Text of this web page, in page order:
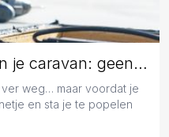
Jaarlijks onderhoud aan je caravan: geen overbodige luxe
weg… maar voordat je
en sta je te popelen